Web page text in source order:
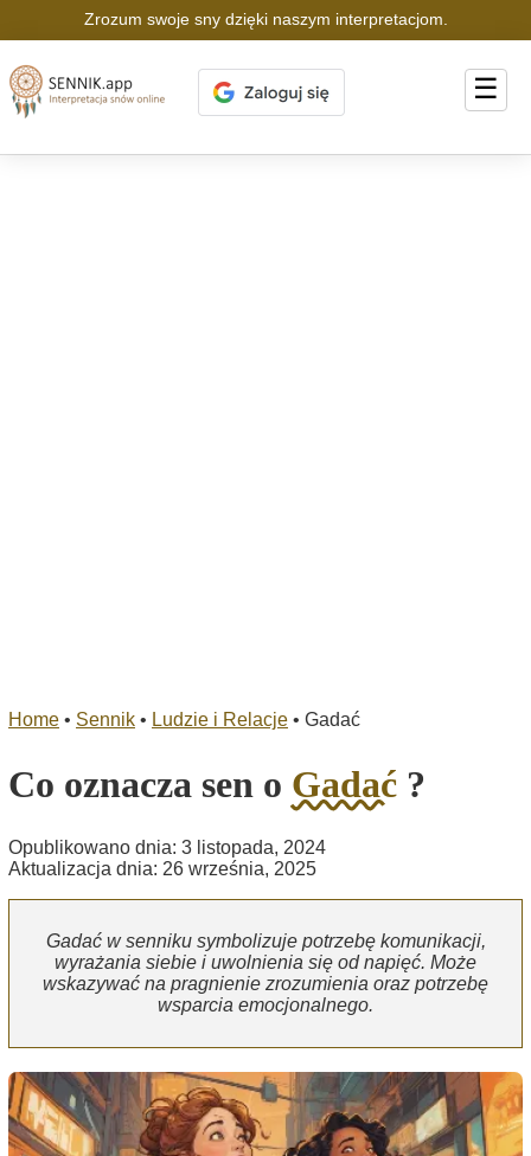
Zrozum swoje sny dzięki naszym interpretacjom.
☰
Home • Sennik • Ludzie i Relacje • Gadać
Co oznacza sen o Gadać ?
Opublikowano dnia: 3 listopada, 2024
Aktualizacja dnia: 26 września, 2025
Gadać w senniku symbolizuje potrzebę komunikacji,
wyrażania siebie i uwolnienia się od napięć. Może
wskazywać na pragnienie zrozumienia oraz potrzebę
wsparcia emocjonalnego.